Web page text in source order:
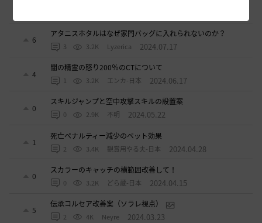
6
アタニスホタルはなぜ家門バッグに入れられないのか？
3 3.2K Lyzerica 2024.07.17
4
闇の精霊の怒り200％のCTについて
1 3.2K エンカ-日本 2024.06.17
0
スキルジャンプと空中攻撃スキルの設置案
0 2.9K 不明 2024.05.22
1
死亡ペナルティー減少のペット効果
2 3.4K 観賞用やる夫-日本 2024.04.28
0
スカラーのキャッチの横範囲改善して！
0 3.2K どら蔵-日本 2024.04.15
5
伝承コルセア改善案（ソラレ視点）
2 4K Neyre 2024.03.23